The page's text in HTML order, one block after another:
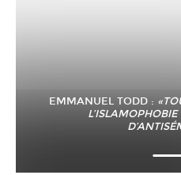
EMMANUEL TODD :